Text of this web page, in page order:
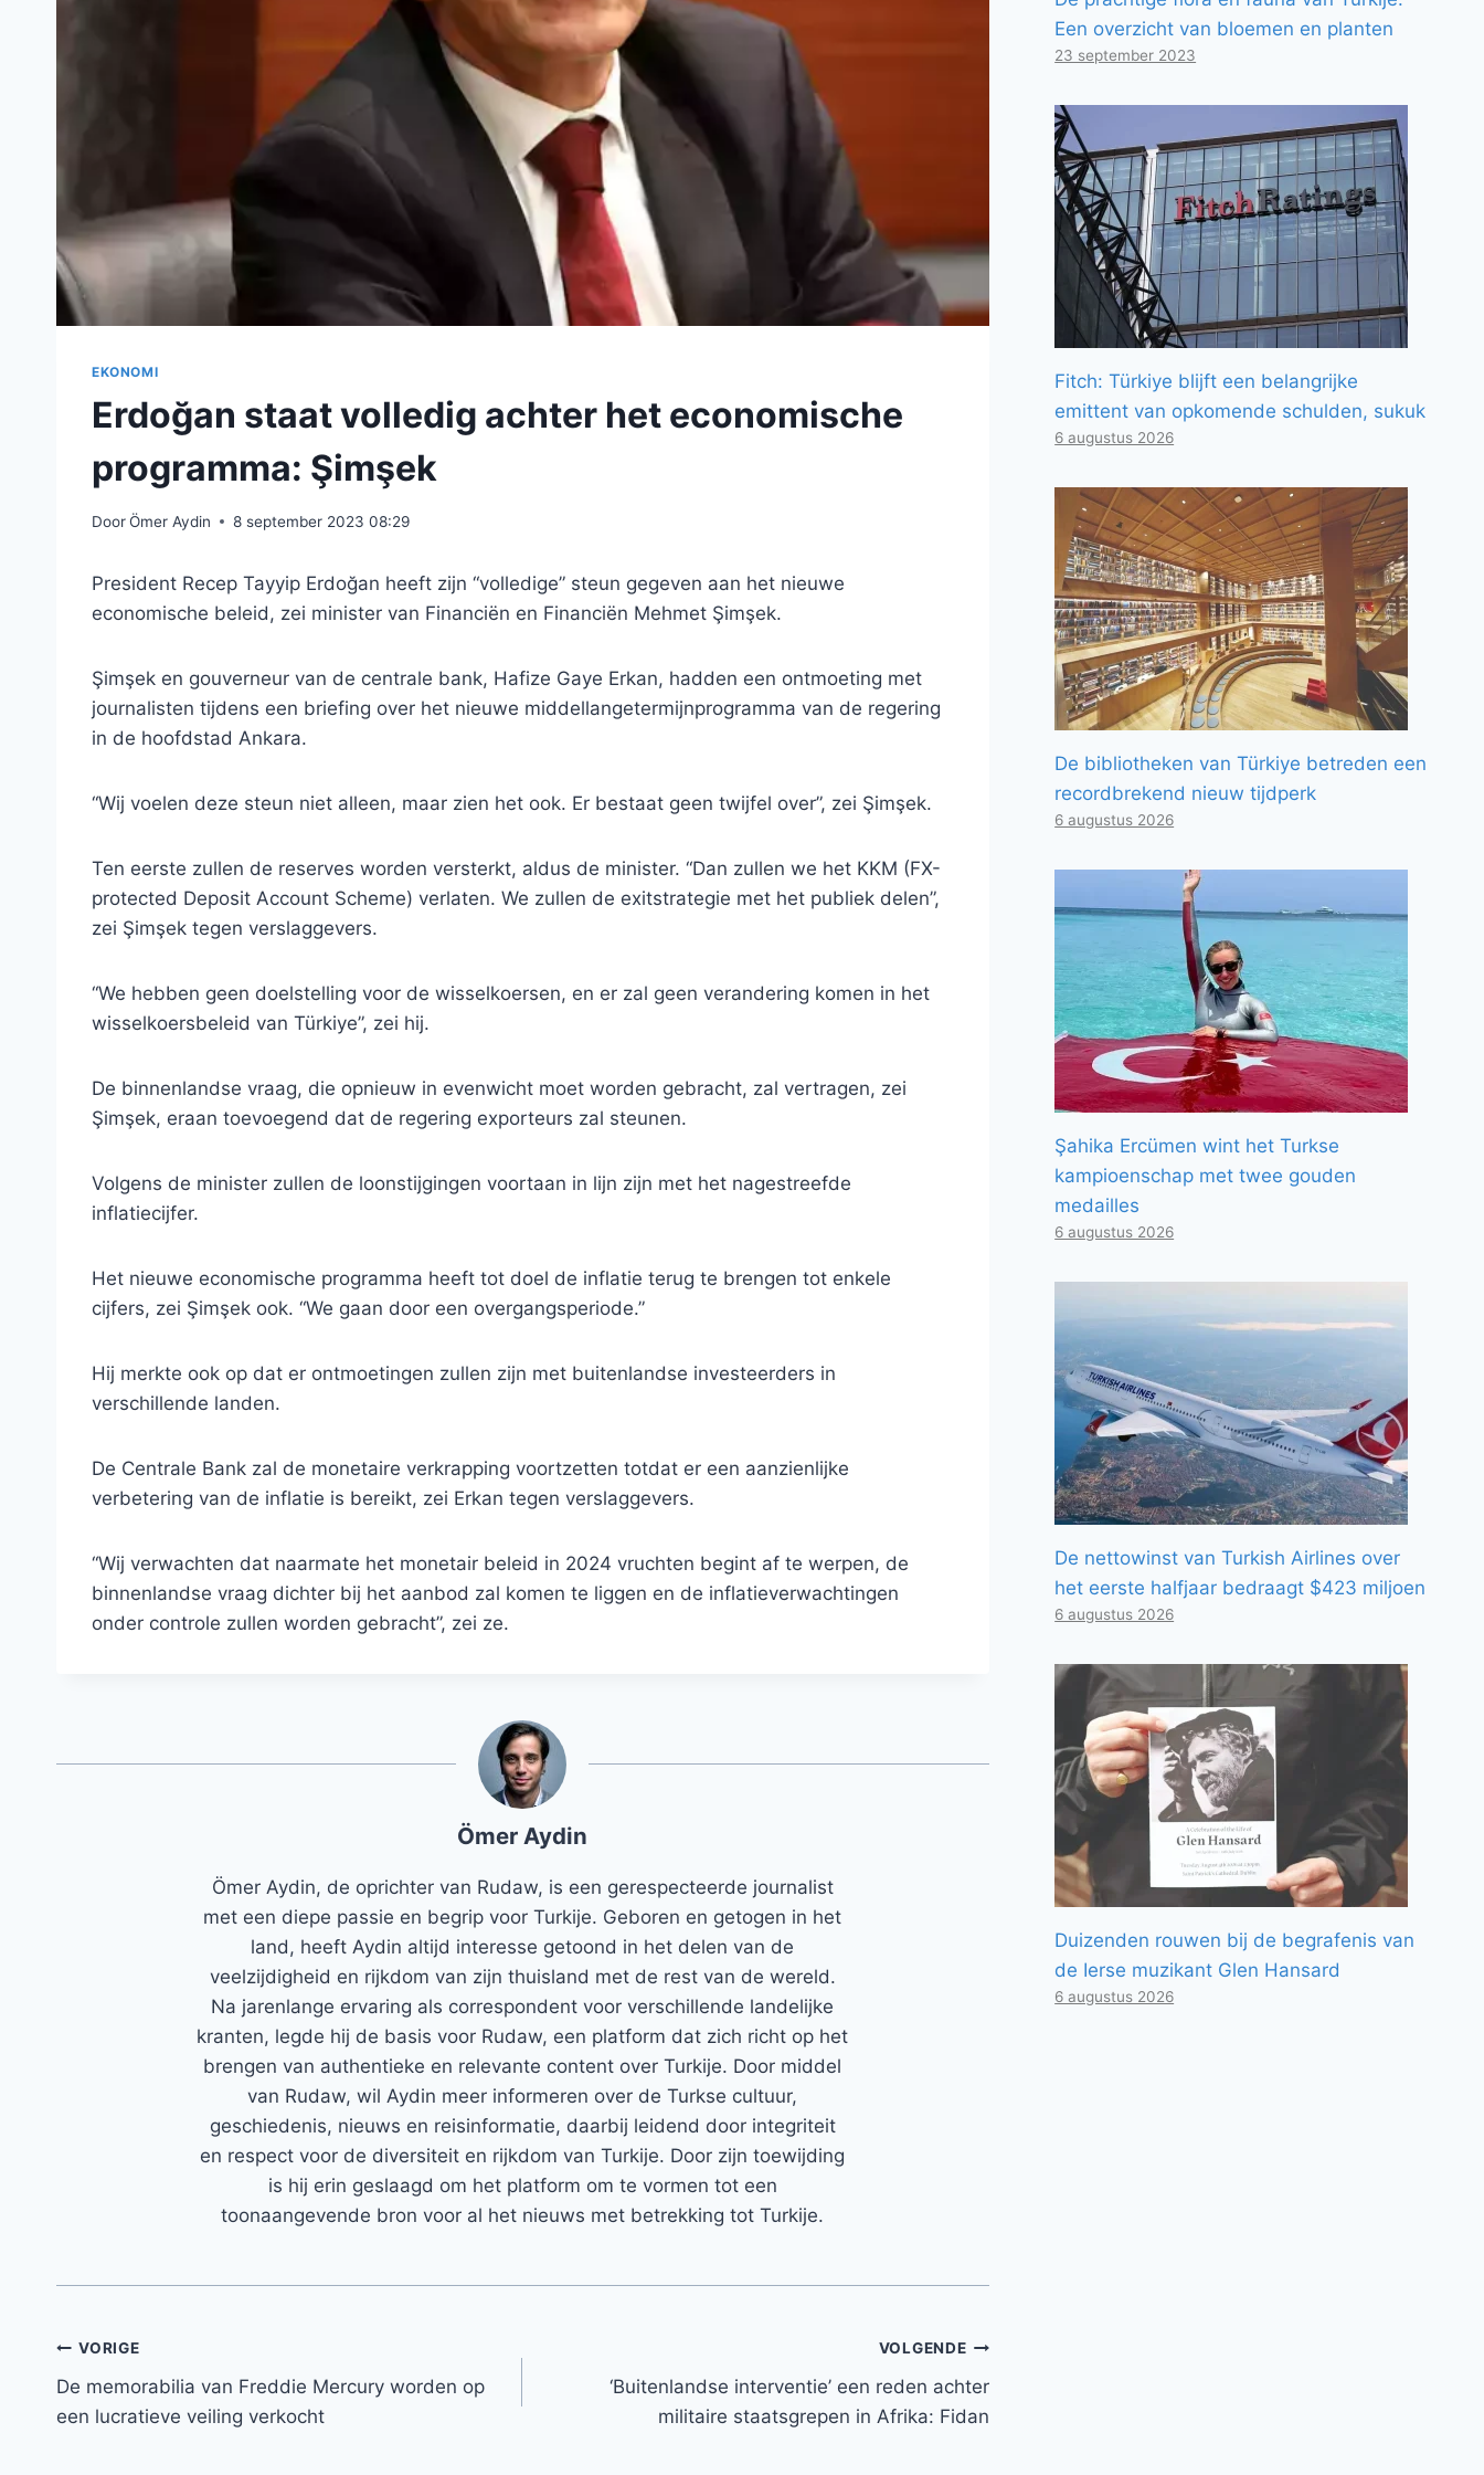
EKONOMI
Erdoğan staat volledig achter het economische
programma: Şimşek
DoorÖmer Aydin 8 september 2023 08:29
President Recep Tayyip Erdoğan heeft zijn “volledige” steun gegeven aan het nieuwe
economische beleid, zei minister van Financiën en Financiën Mehmet Şimşek.
Şimşek en gouverneur van de centrale bank, Hafize Gaye Erkan, hadden een ontmoeting met
journalisten tijdens een briefing over het nieuwe middellangetermijnprogramma van de regering
in de hoofdstad Ankara.
“Wij voelen deze steun niet alleen, maar zien het ook. Er bestaat geen twijfel over”, zei Şimşek.
Ten eerste zullen de reserves worden versterkt, aldus de minister. “Dan zullen we het KKM (FX-
protected Deposit Account Scheme) verlaten. We zullen de exitstrategie met het publiek delen”,
zei Şimşek tegen verslaggevers.
“We hebben geen doelstelling voor de wisselkoersen, en er zal geen verandering komen in het
wisselkoersbeleid van Türkiye”, zei hij.
De binnenlandse vraag, die opnieuw in evenwicht moet worden gebracht, zal vertragen, zei
Şimşek, eraan toevoegend dat de regering exporteurs zal steunen.
Volgens de minister zullen de loonstijgingen voortaan in lijn zijn met het nagestreefde
inflatiecijfer.
Het nieuwe economische programma heeft tot doel de inflatie terug te brengen tot enkele
cijfers, zei Şimşek ook. “We gaan door een overgangsperiode.”
Hij merkte ook op dat er ontmoetingen zullen zijn met buitenlandse investeerders in
verschillende landen.
De Centrale Bank zal de monetaire verkrapping voortzetten totdat er een aanzienlijke
verbetering van de inflatie is bereikt, zei Erkan tegen verslaggevers.
“Wij verwachten dat naarmate het monetair beleid in 2024 vruchten begint af te werpen, de
binnenlandse vraag dichter bij het aanbod zal komen te liggen en de inflatieverwachtingen
onder controle zullen worden gebracht”, zei ze.
Ömer Aydin
Ömer Aydin, de oprichter van Rudaw, is een gerespecteerde journalist
met een diepe passie en begrip voor Turkije. Geboren en getogen in het
land, heeft Aydin altijd interesse getoond in het delen van de
veelzijdigheid en rijkdom van zijn thuisland met de rest van de wereld.
Na jarenlange ervaring als correspondent voor verschillende landelijke
kranten, legde hij de basis voor Rudaw, een platform dat zich richt op het
brengen van authentieke en relevante content over Turkije. Door middel
van Rudaw, wil Aydin meer informeren over de Turkse cultuur,
geschiedenis, nieuws en reisinformatie, daarbij leidend door integriteit
en respect voor de diversiteit en rijkdom van Turkije. Door zijn toewijding
is hij erin geslaagd om het platform om te vormen tot een
toonaangevende bron voor al het nieuws met betrekking tot Turkije.
Bericht
navigatie
VORIGE
De memorabilia van Freddie Mercury worden op
een lucratieve veiling verkocht
VOLGENDE
‘Buitenlandse interventie’ een reden achter
militaire staatsgrepen in Afrika: Fidan
Een overzicht van bloemen en planten
23 september 2023
Fitch: Türkiye blijft een belangrijke
emittent van opkomende schulden, sukuk
6 augustus 2026
De bibliotheken van Türkiye betreden een
recordbrekend nieuw tijdperk
6 augustus 2026
Şahika Ercümen wint het Turkse
kampioenschap met twee gouden
medailles
6 augustus 2026
De nettowinst van Turkish Airlines over
het eerste halfjaar bedraagt ​​$423 miljoen
6 augustus 2026
Duizenden rouwen bij de begrafenis van
de Ierse muzikant Glen Hansard
6 augustus 2026